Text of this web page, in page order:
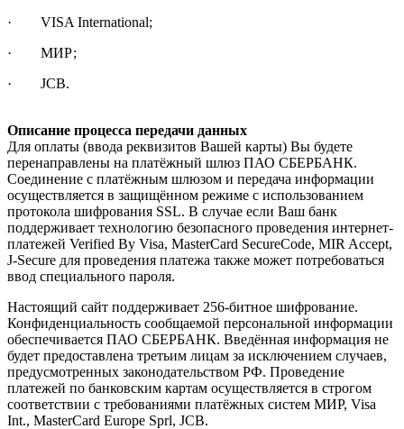
· VISA International;
· МИР;
· JCB.
Описание процесса передачи данных
Для оплаты (ввода реквизитов Вашей карты) Вы будете
перенаправлены на платёжный шлюз ПАО СБЕРБАНК.
Соединение с платёжным шлюзом и передача информации
осуществляется в защищённом режиме с использованием
протокола шифрования SSL. В случае если Ваш банк
поддерживает технологию безопасного проведения интернет-
платежей Verified By Visa, MasterCard SecureCode, MIR Accept,
J-Secure для проведения платежа также может потребоваться
ввод специального пароля.
Настоящий сайт поддерживает 256-битное шифрование.
Конфиденциальность сообщаемой персональной информации
обеспечивается ПАО СБЕРБАНК. Введённая информация не
будет предоставлена третьим лицам за исключением случаев,
предусмотренных законодательством РФ. Проведение
платежей по банковским картам осуществляется в строгом
соответствии с требованиями платёжных систем МИР, Visa
Int., MasterCard Europe Sprl, JCB.